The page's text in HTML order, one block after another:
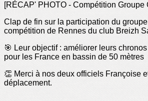
[RÉCAP' PHOTO - Compétition Groupe
Clap de fin sur la participation du groupe
compétition de Rennes du club Breizh
🎯 Leur objectif : améliorer leurs
pour les France en bassin de 50 mètres
👏 Merci à nos deux officiels Françoise
déplacement.